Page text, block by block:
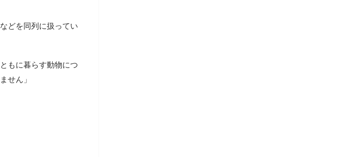
どを同列に扱ってい
もに暮らす動物につ
せん」